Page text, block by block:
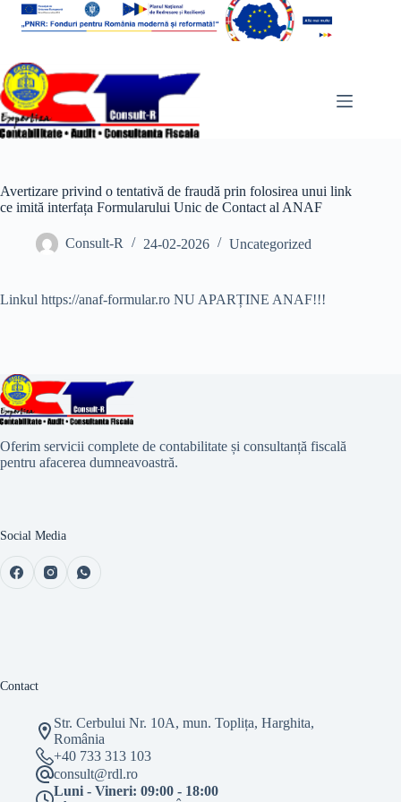
Avertizare privind o tentativă de fraudă prin folosirea unui link
ce imită interfața Formularului Unic de Contact al ANAF
Consult-R 24-02-2026 Uncategorized
Linkul https://anaf-formular.ro NU APARȚINE ANAF!!!
Oferim servicii complete de contabilitate și consultanță fiscală
pentru afacerea dumneavoastră.
Social Media
Contact
Str. Cerbului Nr. 10A, mun. Toplița, Harghita,
România
+40 733 313 103
consult@rdl.ro
Luni - Vineri: 09:00 - 18:00